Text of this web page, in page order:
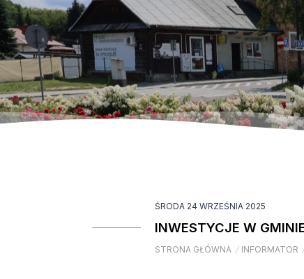
ŚRODA 24 WRZEŚNIA 2025
INWESTYCJE W
STRONA GŁÓWNA / INFORMATOR